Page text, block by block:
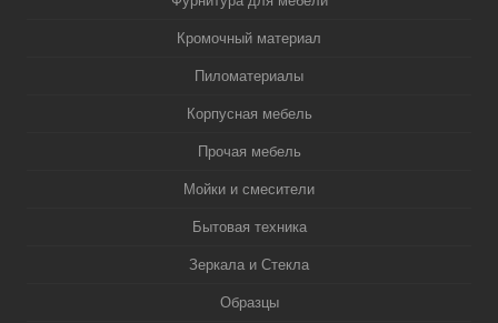
Кромочный материал
Пиломатериалы
Корпусная мебель
Прочая мебель
Мойки и смесители
Бытовая техника
Зеркала и Стекла
Образцы